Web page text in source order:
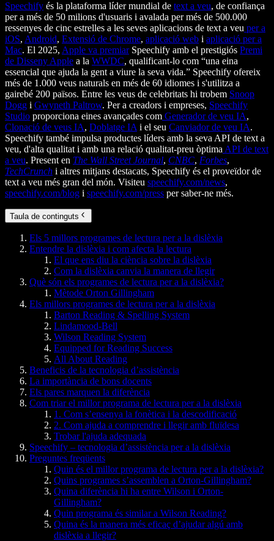
Speechify és la plataforma líder mundial de text a veu, de confiança
per a més de 50 milions d'usuaris i avalada per més de 500.000
ressenyes de cinc estrelles a les seves aplicacions de text a veu per a
iOS, Android, Extensió de Chrome, aplicació web i aplicació per a
Mac. El 2025, Apple va premiarSpeechify amb el prestigiós Premi
de Disseny Apple a la WWDC, qualificant-lo com “una eina
essencial que ajuda la gent a viure la seva vida.” Speechify ofereix
més de 1.000 veus naturals en més de 60 idiomes i s'utilitza a
gairebé 200 països. Entre les veus de celebritats hi trobem Snoop
Dogg i Gwyneth Paltrow. Per a creadors i empreses, Speechify
Studio proporciona eines avançades com Generador de veu IA,
Clonació de veus IA, Doblatge IAi el seu Canviador de veu IA.
Speechify també impulsa productes líders amb la seva API de text a
veu, d'alta qualitat i amb una relació qualitat-preu òptimaAPI de text
a veu. Present en The Wall Street Journal, CNBC, Forbes,
TechCrunch i altres mitjans destacats, Speechify és el proveïdor de
text a veu més gran del món. Visiteu speechify.com/news,
speechify.com/blog i speechify.com/press per saber-ne més.
Taula de continguts
Els 5 millors programes de lectura per a la dislèxia
Entendre la dislèxia i com afecta la lectura
El que ens diu la ciència sobre la dislèxia
Com la dislèxia canvia la manera de llegir
Què són els programes de lectura per a la dislèxia?
Mètode Orton Gillingham
Els millors programes de lectura per a la dislèxia
Barton Reading & Spelling System
Lindamood-Bell
Wilson Reading System
Equipped for Reading Success
All About Reading
Beneficis de la tecnologia d’assistència
La importància de bons docents
Els pares marquen la diferència
Com triar el millor programa de lectura per a la dislèxia
1. Com s’ensenya la fonètica i la descodificació
2. Com ajuda a comprendre i llegir amb fluïdesa
Trobar l'ajuda adequada
Speechify – tecnologia d’assistència per a la dislèxia
Preguntes freqüents
Quin és el millor programa de lectura per a la dislèxia?
Quins programes s’assemblen a Orton-Gillingham?
Quina diferència hi ha entre Wilson i Orton-
Gillingham?
Quin programa és similar a Wilson Reading?
Quina és la manera més eficaç d’ajudar algú amb
dislèxia a llegir?